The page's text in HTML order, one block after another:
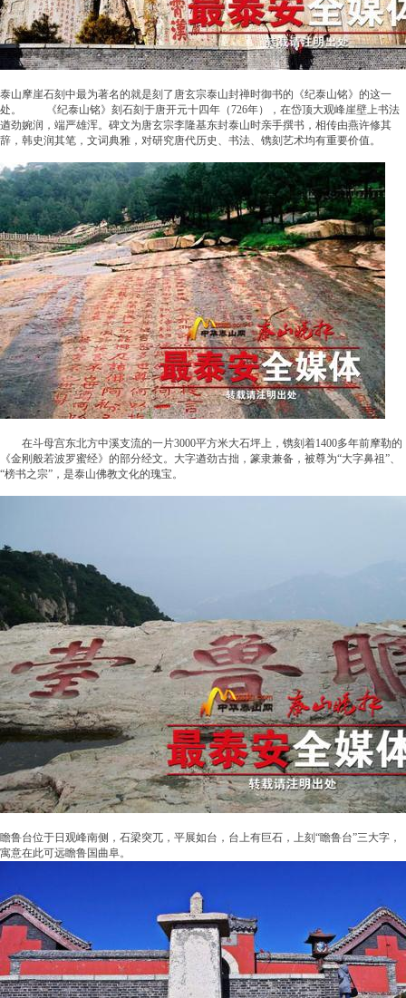
泰山摩崖石刻中最为著名的就是刻了唐玄宗泰山封禅时御书的《纪泰山铭》的这一
处。 《纪泰山铭》刻石刻于唐开元十四年（726年），在岱顶大观峰崖壁上书法
遒劲婉润，端严雄浑。碑文为唐玄宗李隆基东封泰山时亲手撰书，相传由燕许修其
辞，韩史润其笔，文词典雅，对研究唐代历史、书法、镌刻艺术均有重要价值。
在斗母宫东北方中溪支流的一片3000平方米大石坪上，镌刻着1400多年前摩勒的
《金刚般若波罗蜜经》的部分经文。大字遒劲古拙，篆隶兼备，被尊为“大字鼻祖”、
“榜书之宗”，是泰山佛教文化的瑰宝。
瞻鲁台位于日观峰南侧，石梁突兀，平展如台，台上有巨石，上刻“瞻鲁台”三大字，
寓意在此可远瞻鲁国曲阜。